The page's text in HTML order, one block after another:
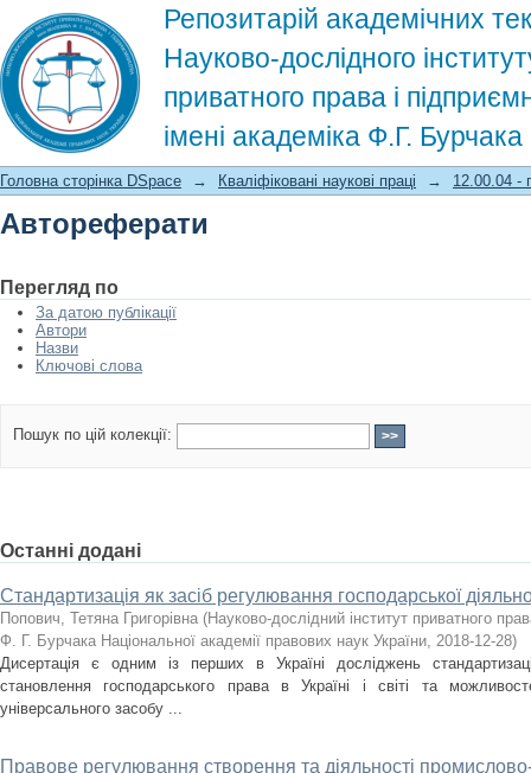
Репозитарій академічних
Науково-дослідного
приватного права і
імені академіка Ф.Г.
Автореферати
Головна сторінка DSpace → Кваліфіковані наукові праці → 12.00.04 -
Автореферати
Перегляд по
За датою публікації
Автори
Назви
Ключові слова
Пошук по цій колекції:
Останні додані
Стандартизація як засіб регулювання господарської
Попович, Тетяна Григорівна (Науково-дослідний інститут приватного
Ф. Г. Бурчака Національної академії правових наук України, 2018-12-28)
Дисертація є одним із перших в Україні досліджень
становлення господарського права в Україні і світі та
універсального засобу ...
Правове регулювання створення та діяльності